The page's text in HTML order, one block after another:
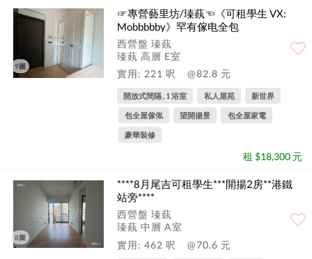
9圖
☞專營藝里坊/瑧蓺☜《可租學生 VX:
Mobbbbby》罕有傢电全包
西營盤 瑧蓺
瑧蓺 高層 E室
實用: 221 呎
@82.8 元
開放式間隔 , 1 浴室 私人屋苑 新世界
包全屋傢俬 望開揚景 包全屋家電
豪華裝修
租 $18,300 元
8圖
****8月尾吉可租學生***開揚2房**港鐵
站旁****
西營盤 瑧蓺
瑧蓺 中層 A室
實用: 462 呎
@70.6 元